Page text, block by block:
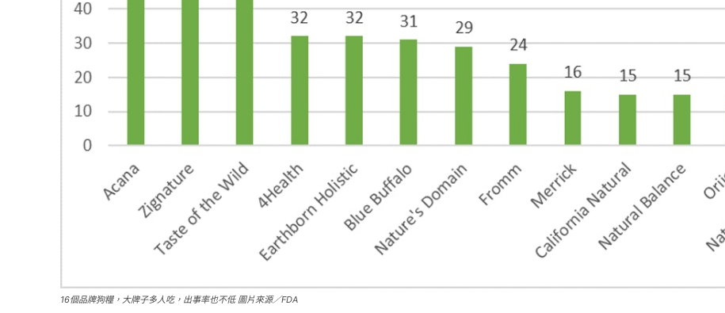
16個品牌狗糧，大牌子多人吃，出事率也不低 圖片來源／FDA